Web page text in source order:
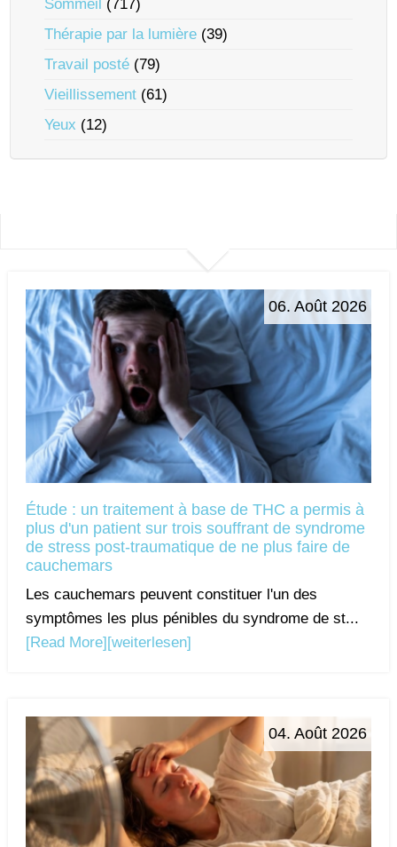
Sommeil (717)
Thérapie par la lumière (39)
Travail posté (79)
Vieillissement (61)
Yeux (12)
06. Août 2026
Étude : un traitement à base de THC a permis à
plus d'un patient sur trois souffrant de syndrome
de stress post-traumatique de ne plus faire de
cauchemars
Les cauchemars peuvent constituer l'un des
symptômes les plus pénibles du syndrome de st...
[Read More] [weiterlesen]
04. Août 2026